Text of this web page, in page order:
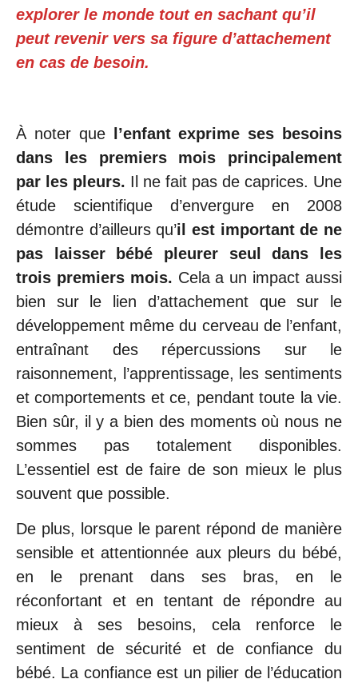
explorer le monde tout en sachant qu’il
peut revenir vers sa figure d’attachement
en cas de besoin.
À noter que l’enfant exprime ses besoins
dans les premiers mois principalement
par les pleurs. Il ne fait pas de caprices. Une
étude scientifique d’envergure en 2008
démontre d’ailleurs qu’il est important de ne
pas laisser bébé pleurer seul dans les
trois premiers mois. Cela a un impact aussi
bien sur le lien d’attachement que sur le
développement même du cerveau de l’enfant,
entraînant des répercussions sur le
raisonnement, l’apprentissage, les sentiments
et comportements et ce, pendant toute la vie.
Bien sûr, il y a bien des moments où nous ne
sommes pas totalement disponibles.
L’essentiel est de faire de son mieux le plus
souvent que possible.
De plus, lorsque le parent répond de manière
sensible et attentionnée aux pleurs du bébé,
en le prenant dans ses bras, en le
réconfortant et en tentant de répondre au
mieux à ses besoins, cela renforce le
sentiment de sécurité et de confiance du
bébé. La confiance est un pilier de l’éducation